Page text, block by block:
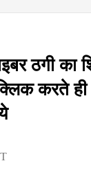
ठगी का
करते